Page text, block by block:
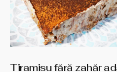
Tiramisu fără zahăr